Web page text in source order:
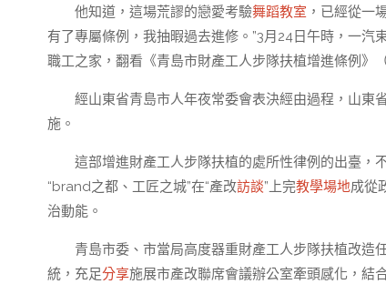
他知道，這場荒謬的戀愛考驗舞蹈教室 ，已經從一
有了專屬條例，我抽暇過去進修。”3月24日午時，一
職工之家，翻看《青島市財產工人步隊扶植增進條例》
經山東省青島市人年夜常委會表決經由過程，山東
施。
這部增進財產工人步隊扶植的處所性律例的出臺，
“brand之都、工匠之城”在“產改訪談”上完教學場地成從
治動能。
青島市委、市當局高度器重財產工人步隊扶植改
統，充足分享施展市產改聯席會議辦公室牽頭感化，結